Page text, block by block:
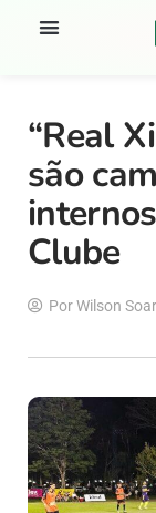
“Real
são
Clube
PorWilson